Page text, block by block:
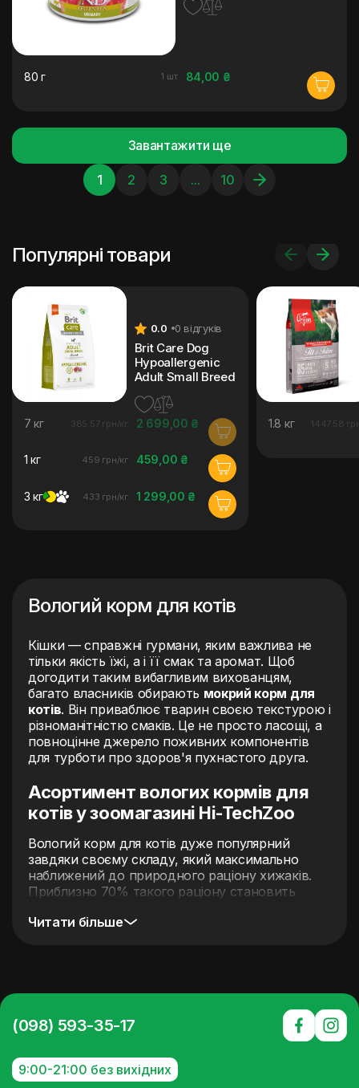
84,00 ₴
80 г 1 шт
Завантажити ще
1 2 3 ... 10
Популярні товари
0.0 0 відгуків
Brit Care Dog
Hypoallergenic
Adult Small Breed
2 699,00 ₴
7 кг 385.57 грн/кг
459,00 ₴
1 кг 459 грн/кг
1 299,00 ₴
3 кг 433 грн/кг
1.8 кг 1447.58
Вологий корм для котів
Кішки — справжні гурмани, яким важлива не
тільки якість їжі, а і її смак та аромат. Щоб
догодити таким вибагливим вихованцям,
багато власників обирають мокрий корм для
котів. Він приваблює тварин своєю текстурою і
різноманітністю смаків. Це не просто ласощі, а
повноцінне джерело поживних компонентів
для турботи про здоров'я пухнастого друга.
Асортимент вологих кормів для
котів у зоомагазині Hi-TechZoo
Вологий корм для котів дуже популярний
завдяки своєму складу, який максимально
наближений до природного раціону хижаків.
Приблизно 70% такого раціону становить
вихованця. Основними інгредієнтами котячих
вітаміни, які часто додають у підливу.
великий вибірмокрих кормів для котів
таких відомих брендів:
Читати більше
(098) 593-35-17
9:00-21:00 без вихідних